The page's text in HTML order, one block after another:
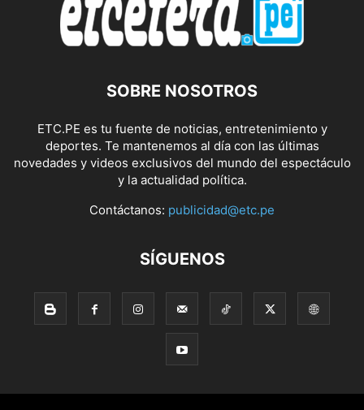
SOBRE NOSOTROS
ETC.PE es tu fuente de noticias, entretenimiento y
deportes. Te mantenemos al día con las últimas
novedades y videos exclusivos del mundo del espectáculo
y la actualidad política.
Contáctanos: publicidad@etc.pe
SÍGUENOS